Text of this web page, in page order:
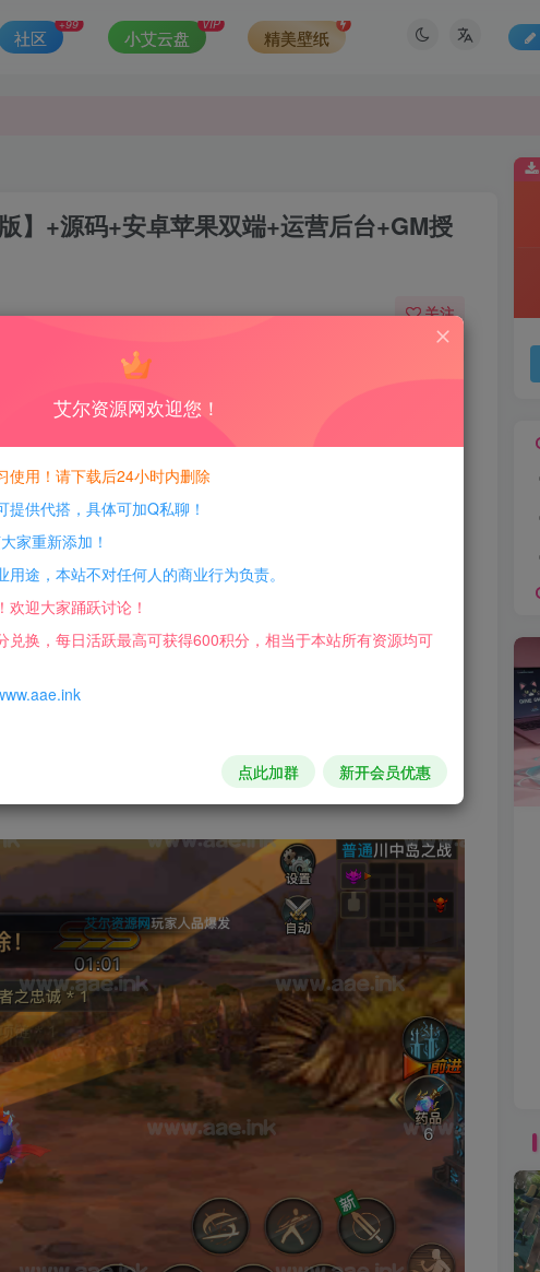
社区
+99
小艾云盘
VIP
精美壁纸
长QQ466107887进行删除处理。
】+源码+安卓苹果双端+运营后台+GM授
关注
于本站所有资源均可白嫖！
艾尔资源网欢迎您！
使用！请下载后24小时内删除
供代搭，具体可加Q私聊！
家重新添加！
途，本站不对任何人的商业行为负责。
迎大家踊跃讨论！
兑换，每日活跃最高可获得600积分，相当于本站所有资源均可
点此加群 新开会员优惠